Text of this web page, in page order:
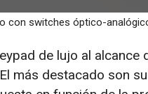
con switches óptico-
de lujo al
más destacado son